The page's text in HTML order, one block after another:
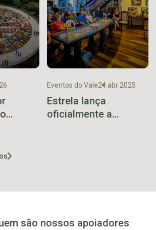
Eventos do Vale24 abr 2025
Estrela lança
oficialmente a
são nossos apoiadores